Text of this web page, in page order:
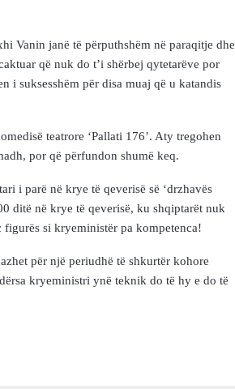
Vanin janë të përputhshëm në paraqitje dhe
që nuk do t’i shërbej qytetarëve por
i suksesshëm për disa muaj që u katandis
teatrore ‘Pallati 176’. Aty tregohen
por që përfundon shumë keq.
i parë në krye të qeverisë së ‘drzhavës
ditë në krye të qeverisë, ku shqiptarët nuk
si kryeministër pa kompetenca!
për një periudhë të shkurtër kohore
kryeministri ynë teknik do të hy e do të